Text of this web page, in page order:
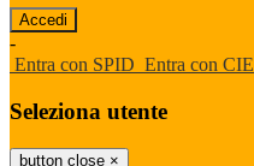
-
Entra con SPID Entra con CIE
Seleziona utente
button close ×